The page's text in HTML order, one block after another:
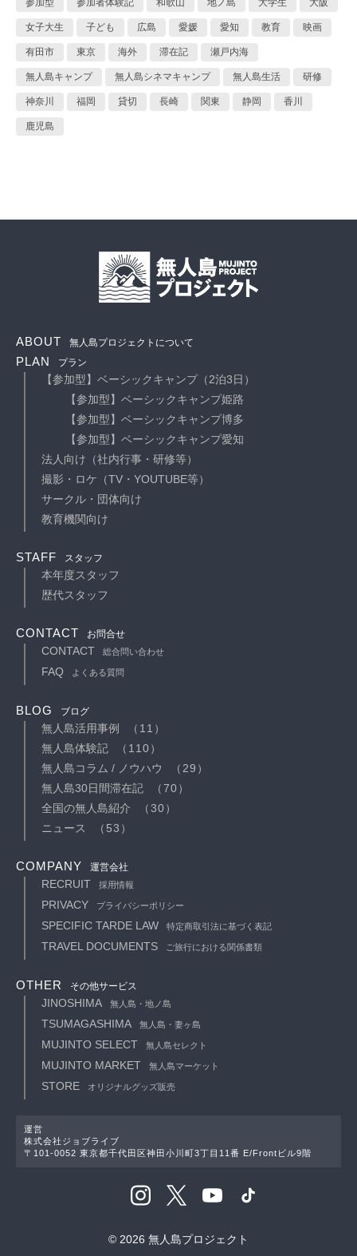
参加型 参加者体験記 和歌山 地ノ島 大学生 大阪
女子大生 子ども 広島 愛媛 愛知 教育 映画
有田市 東京 海外 滞在記 瀬戸内海
無人島キャンプ 無人島シネマキャンプ 無人島生活 研修
神奈川 福岡 貸切 長崎 関東 静岡 香川
鹿児島
ABOUT 無人島プロジェクトについて
PLAN プラン
【参加型】ベーシックキャンプ（2泊3日）
【参加型】ベーシックキャンプ姫路
【参加型】ベーシックキャンプ博多
【参加型】ベーシックキャンプ愛知
法人向け（社内行事・研修等）
撮影・ロケ（TV・YOUTUBE等）
サークル・団体向け
教育機関向け
STAFF スタッフ
本年度スタッフ
歴代スタッフ
CONTACT お問合せ
CONTACT 総合問い合わせ
FAQ よくある質問
BLOG ブログ
無人島活用事例
（11）
無人島体験記
（110）
無人島コラム / ノウハウ
（29）
無人島30日間滞在記
（70）
全国の無人島紹介
（30）
ニュース
（53）
COMPANY 運営会社
RECRUIT 採用情報
PRIVACY プライバシーポリシー
SPECIFIC TARDE LAW 特定商取引法に基づく表記
TRAVEL DOCUMENTS ご旅行における関係書類
OTHER その他サービス
JINOSHIMA 無人島・地ノ島
TSUMAGASHIMA 無人島・妻ヶ島
MUJINTO SELECT 無人島セレクト
MUJINTO MARKET 無人島マーケット
STORE オリジナルグッズ販売
運営
株式会社ジョブライブ
〒101-0052 東京都千代田区神田小川町3丁目11番 E/Frontビル9階
© 2026 無人島プロジェクト